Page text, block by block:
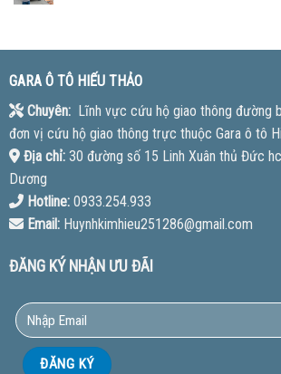
GARA Ô TÔ HIẾU THẢO
Chuyên:Lĩnh vực cứu hộ giao thông đường
đơn vị cứu hộ giao thông trực thuộc Gara ô tô
Địa chỉ:30 đường số 15 Linh Xuân thủ Đức
Dương
Hotline:0933.254.933
Email:Huynhkimhieu251286@gmail.com
ĐĂNG KÝ NHẬN ƯU ĐÃI